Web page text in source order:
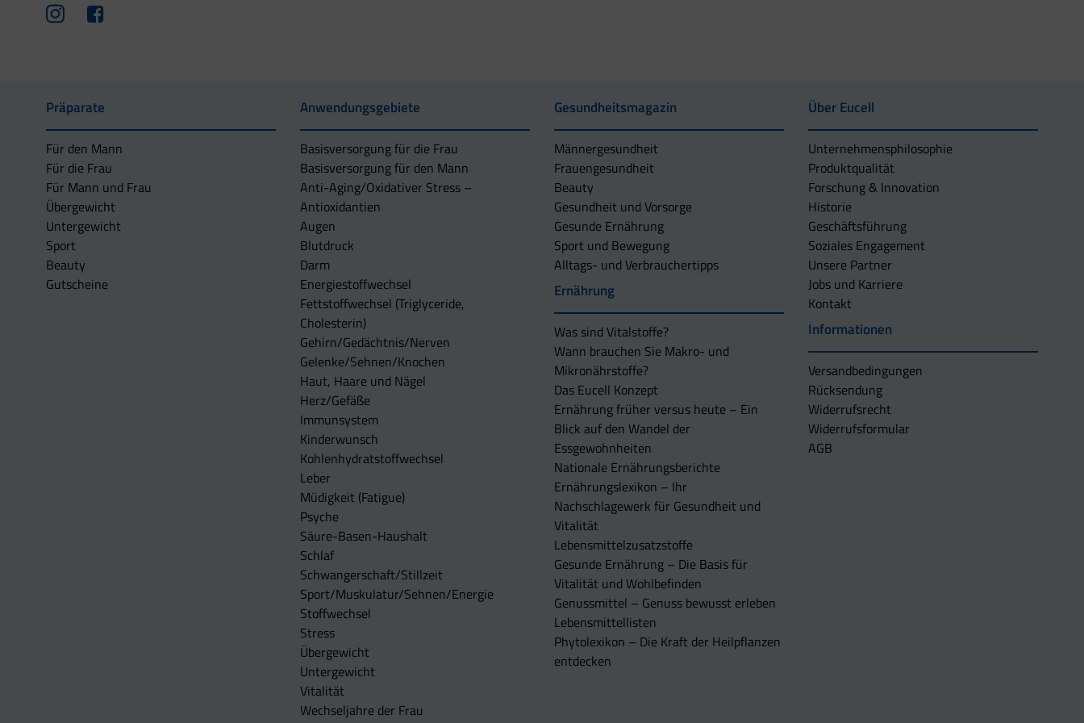
Präparate
Für den Mann
Für die Frau
Für Mann und Frau
Übergewicht
Untergewicht
Sport
Beauty
Gutscheine
Anwendungsgebiete
Basisversorgung für die Frau
Basisversorgung für den Mann
Anti-Aging/Oxidativer Stress –
Antioxidantien
Augen
Blutdruck
Darm
Energiestoffwechsel
Fettstoffwechsel (Triglyceride,
Cholesterin)
Gehirn/Gedächtnis/Nerven
Gelenke/Sehnen/Knochen
Haut, Haare und Nägel
Herz/Gefäße
Immunsystem
Kinderwunsch
Kohlenhydratstoffwechsel
Leber
Müdigkeit (Fatigue)
Psyche
Säure-Basen-Haushalt
Schlaf
Schwangerschaft/Stillzeit
Sport/Muskulatur/Sehnen/Energie
Stoffwechsel
Stress
Übergewicht
Untergewicht
Vitalität
Wechseljahre der Frau
Gesundheitsmagazin
Männergesundheit
Frauengesundheit
Beauty
Gesundheit und Vorsorge
Gesunde Ernährung
Sport und Bewegung
Alltags- und Verbrauchertipps
Ernährung
Was sind Vitalstoffe?
Wann brauchen Sie Makro- und
Mikronährstoffe?
Das Eucell Konzept
Ernährung früher versus heute – Ein
Blick auf den Wandel der
Essgewohnheiten
Nationale Ernährungsberichte
Ernährungslexikon – Ihr
Nachschlagewerk für Gesundheit und
Vitalität
Lebensmittelzusatzstoffe
Gesunde Ernährung – Die Basis für
Vitalität und Wohlbefinden
Genussmittel – Genuss bewusst erleben
Lebensmittellisten
Phytolexikon – Die Kraft der Heilpflanzen
entdecken
Über Eucell
Unternehmens­philosophie
Produktqualität
Forschung & Innovation
Historie
Geschäftsführung
Soziales Engagement
Unsere Partner
Jobs und Karriere
Kontakt
Informationen
Versandbedingungen
Rücksendung
Widerrufsrecht
Widerrufsformular
AGB